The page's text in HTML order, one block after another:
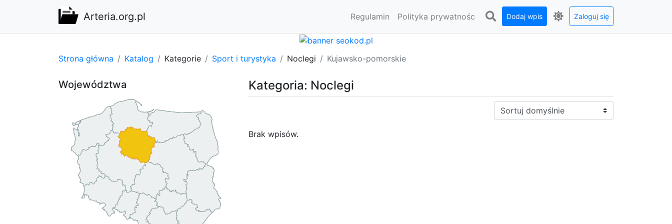
Arteria.org.pl Regulamin Polityka prywatnośc Dodaj wpis Zaloguj się
Strona główna Katalog Kategorie Sport i turystyka Noclegi Kujawsko-pomorskie
Kategoria: Noclegi
Sortuj:
Brak wpisów.
Województwa